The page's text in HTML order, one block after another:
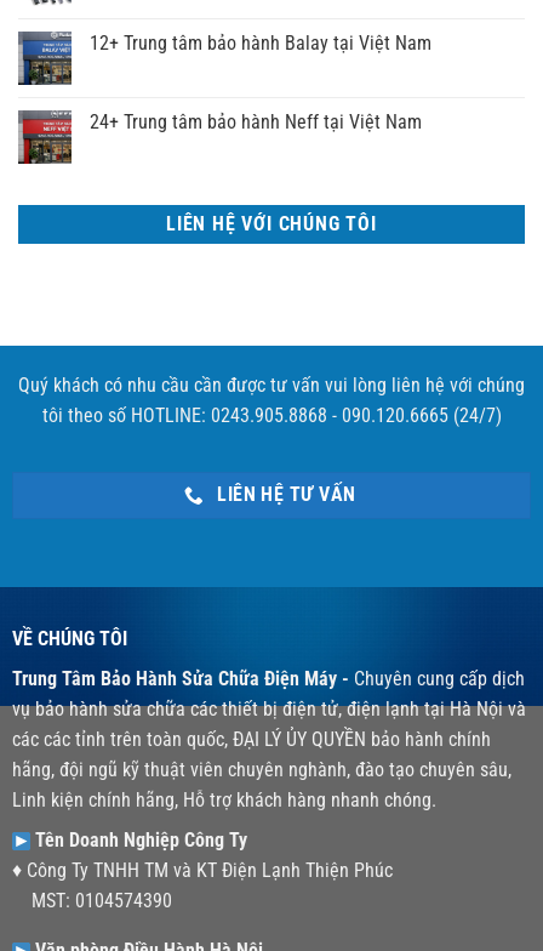
12+ Trung tâm bảo hành Balay tại Việt Nam
24+ Trung tâm bảo hành Neff tại Việt Nam
LIÊN HỆ VỚI CHÚNG TÔI
Quý khách có nhu cầu cần được tư vấn vui lòng liên hệ với chúng
tôi theo số HOTLINE: 0243.905.8868 - 090.120.6665 (24/7)
LIÊN HỆ TƯ VẤN
VỀ CHÚNG TÔI
Trung Tâm Bảo Hành Sửa Chữa Điện Máy - Chuyên cung cấp dịch
vụ bảo hành sửa chữa các thiết bị điện tử, điện lạnh tại Hà Nội và
các các tỉnh trên toàn quốc, ĐẠI LÝ ỦY QUYỀN bảo hành chính
hãng, đội ngũ kỹ thuật viên chuyên nghành, đào tạo chuyên sâu,
Linh kiện chính hãng, Hỗ trợ khách hàng nhanh chóng.
Tên Doanh Nghiệp Công Ty
♦ Công Ty TNHH TM và KT Điện Lạnh Thiện Phúc
MST: 0104574390